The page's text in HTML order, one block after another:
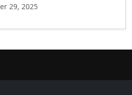
29, 2025